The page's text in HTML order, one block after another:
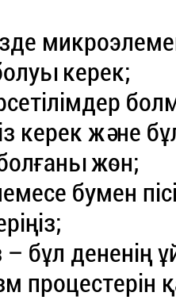
керек;
керек және
жөн;
бумен
– бұл
процестерін